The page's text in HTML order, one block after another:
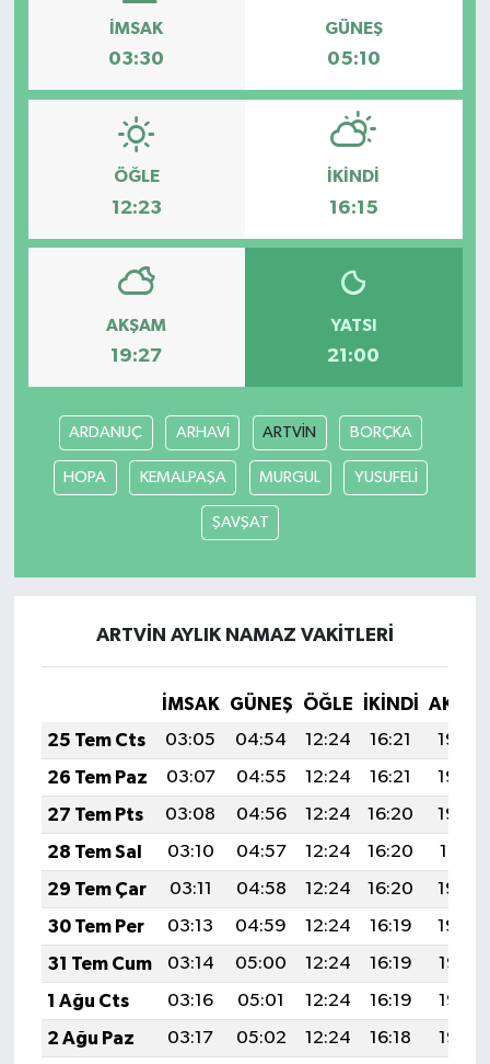
İMSAK
03:30
GÜNEŞ
05:10
ÖĞLE
12:23
İKINDI
16:15
AKŞAM
19:27
YATSI
21:00
ARDANUÇ ARHAVİ ARTVİN BORÇKA
HOPA KEMALPAŞA MURGUL YUSUFELİ
ŞAVŞAT
ARTVİN AYLIK NAMAZ VAKITLERI
İMSAK GÜNEŞ ÖĞLE İKINDI
25 Tem Cts
03:05 04:54 12:24 16:21
19:44
26 Tem Paz
03:07 04:55 12:24 16:21
19:43
27 Tem Pts
03:08 04:56 12:24 16:20
19:42
28 Tem Sal
03:10 04:57 12:24 16:20
19:41
29 Tem Çar
03:11 04:58 12:24 16:20
19:40
30 Tem Per
03:13 04:59 12:24 16:19
19:39
31 Tem Cum
03:14 05:00 12:24 16:19
19:38
1 Ağu Cts
03:16 05:01 12:24 16:19
19:37
2 Ağu Paz
03:17 05:02 12:24 16:18
19:36